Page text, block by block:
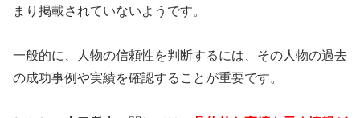
まり掲載されていないようです。
一般的に、人物の信頼性を判断するには、その人物の過去
の成功事例や実績を確認することが重要です。